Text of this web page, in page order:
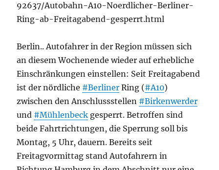
92637/Autobahn-A10-Noerdlicher-Berliner-
Ring-ab-Freitagabend-gesperrt.html
Berlin.. Autofahrer in der Region müssen sich
an diesem Wochenende wieder auf erhebliche
Einschränkungen einstellen: Seit Freitagabend
ist der nördliche #Berliner Ring (#A10)
zwischen den Anschlussstellen #Birkenwerder
und #Mühlenbeck gesperrt. Betroffen sind
beide Fahrtrichtungen, die Sperrung soll bis
Montag, 5 Uhr, dauern. Bereits seit
Freitagvormittag stand Autofahrern in